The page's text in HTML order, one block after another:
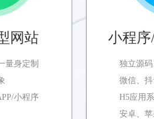
网站
量身定制
小程序
小程序
独立源码
微信、
H5应用
安卓、